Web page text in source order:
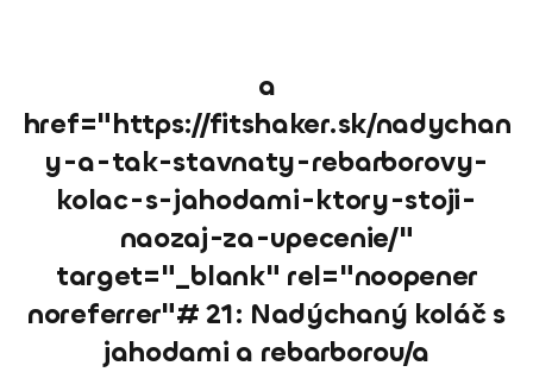
a
href="https://fitshaker.sk/nadychan
y-a-tak-stavnaty-rebarborovy-
kolac-s-jahodami-ktory-stoji-
naozaj-za-upecenie/"
target="_blank" rel="noopener
noreferrer"# 21: Nadýchaný koláč s
jahodami a rebarborou/a